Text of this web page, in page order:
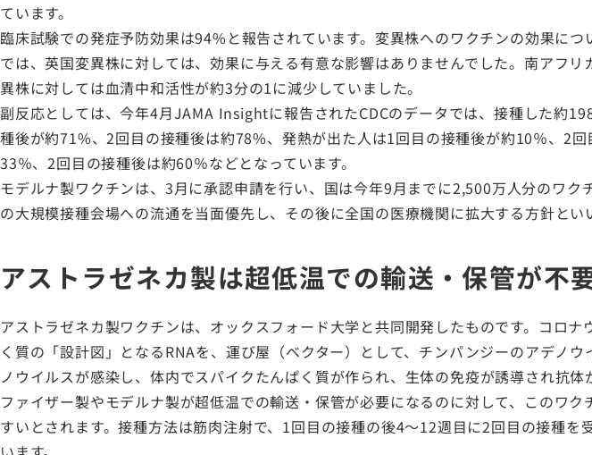
ています。
臨床試験での発症予防効果は94%と報告されています。変異株へのワクチンの効果に
では、英国変異株に対しては、効果に与える有意な影響はありませんでした。南アフ
異株に対しては血清中和活性が約3分の1に減少していました。
副反応としては、今年4月JAMA Insightに報告されたCDCのデータでは、接種した約
種後が約71%、2回目の接種後は約78%、発熱が出た人は1回目の接種後が約10％、2
33％、2回目の接種後は約60％などとなっています。
モデルナ製ワクチンは、3月に承認申請を行い、国は今年9月までに2,500万人分のワ
の大規模接種会場への流通を当面優先し、その後に全国の医療機関に拡大する方針とい
アストラゼネカ製は超低温での輸送・保管が不
アストラゼネカ製ワクチンは、オックスフォード大学と共同開発したものです。コロ
く質の「設計図」となるRNAを、運び屋（ベクター）として、チンパンジーのアデノ
ノウイルスが感染し、体内でスパイクたんぱく質が作られ、生体の免疫が誘導され抗体
ファイザー製やモデルナ製が超低温での輸送・保管が必要になるのに対して、このワ
すいとされます。接種方法は筋肉注射で、1回目の接種の後4〜12週目に2回目の接種